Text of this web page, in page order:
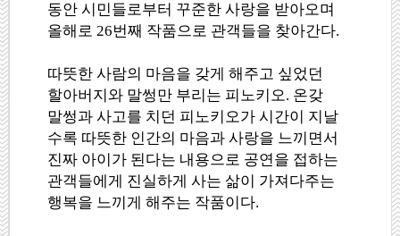
동안 시민들로부터 꾸준한 사랑을 받아오며
올해로 26번째 작품으로 관객들을 찾아간다.
따뜻한 사람의 마음을 갖게 해주고 싶었던
할아버지와 말썽만 부리는 피노키오. 온갖
말썽과 사고를 치던 피노키오가 시간이 지날
수록 따뜻한 인간의 마음과 사랑을 느끼면서
진짜 아이가 된다는 내용으로 공연을 접하는
관객들에게 진실하게 사는 삶이 가져다주는
행복을 느끼게 해주는 작품이다.